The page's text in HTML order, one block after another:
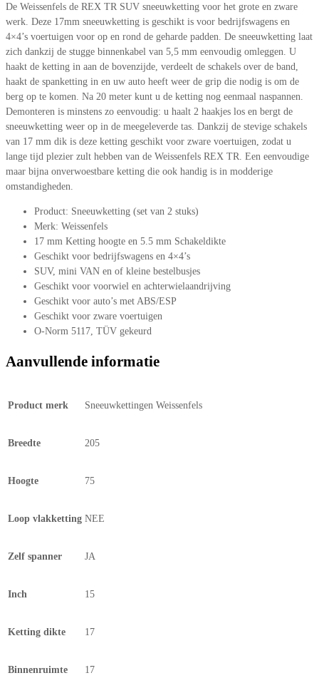
De Weissenfels de REX TR SUV sneeuwketting voor het grote en zware
werk. Deze 17mm sneeuwketting is geschikt is voor bedrijfswagens en
4×4’s voertuigen voor op en rond de geharde padden. De sneeuwketting laat
zich dankzij de stugge binnenkabel van 5,5 mm eenvoudig omleggen. U
haakt de ketting in aan de bovenzijde, verdeelt de schakels over de band,
haakt de spanketting in en uw auto heeft weer de grip die nodig is om de
berg op te komen. Na 20 meter kunt u de ketting nog eenmaal naspannen.
Demonteren is minstens zo eenvoudig: u haalt 2 haakjes los en bergt de
sneeuwketting weer op in de meegeleverde tas. Dankzij de stevige schakels
van 17 mm dik is deze ketting geschikt voor zware voertuigen, zodat u
lange tijd plezier zult hebben van de Weissenfels REX TR. Een eenvoudige
maar bijna onverwoestbare ketting die ook handig is in modderige
omstandigheden.
Product: Sneeuwketting (set van 2 stuks)
Merk: Weissenfels
17 mm Ketting hoogte en 5.5 mm Schakeldikte
Geschikt voor bedrijfswagens en 4×4’s
SUV, mini VAN en of kleine bestelbusjes
Geschikt voor voorwiel en achterwielaandrijving
Geschikt voor auto’s met ABS/ESP
Geschikt voor zware voertuigen
O-Norm 5117, TÜV gekeurd
Aanvullende informatie
Product merk Sneeuwkettingen Weissenfels
Breedte 205
Hoogte 75
Loop vlakketting NEE
Zelf spanner JA
Inch 15
Ketting dikte 17
Binnenruimte 17